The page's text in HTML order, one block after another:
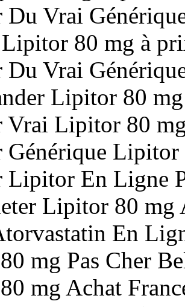
Du Vrai
Lipitor 80 mg à
Du Vrai
Lipitor 80
Vrai Lipitor 80
Générique
Lipitor En Ligne
Lipitor 80 mg
En
mg Pas Cher
mg Achat